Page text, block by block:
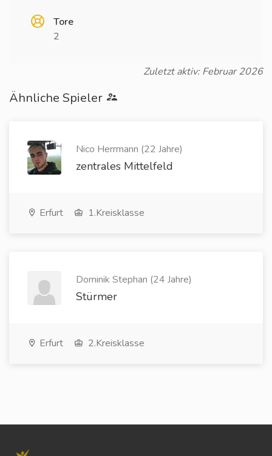
Tore
2
Zuletzt aktiv: Februar 2026
Ähnliche Spieler
Nico Herrmann (22 Jahre)
zentrales Mittelfeld
Erfurt 1.Kreisklasse
Dominik Stephan (24 Jahre)
Stürmer
Erfurt 2.Kreisklasse